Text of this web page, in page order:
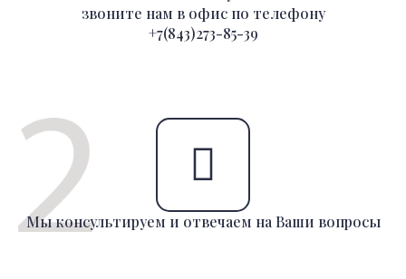
звоните нам в офис по телефону
+7(843)273-85-39
Мы консультируем и отвечаем на Ваши вопросы